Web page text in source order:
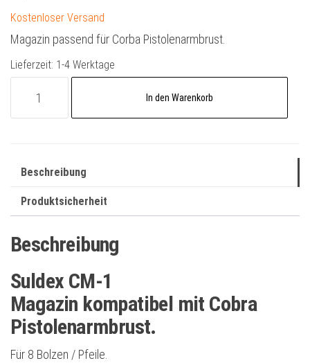
Kostenloser Versand
Magazin passend für Corba Pistolenarmbrust.
Lieferzeit: 1-4 Werktage
Corba
Menge
In den Warenkorb
Beschreibung
Produktsicherheit
Beschreibung
Suldex CM-1
Magazin kompatibel mit Cobra
Pistolenarmbrust.
Für 8 Bolzen / Pfeile.